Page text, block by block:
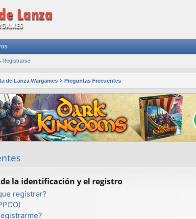
Registrarse
de Lanza Wargames Preguntas Frecuentes
la identificación y el registro
registrar?